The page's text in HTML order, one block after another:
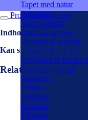
Tapet med natur
Fototapet
Tapet værktøj
Autolak på spray
Grunder til autolak
Topcoat til autolak
Fortynder & hæder
Bambusgardiner
Maskiner
Stillads
Værktøj
Koskind
Tilbehør
Produktbeskrivelse
Indhold: 500 ml(rækker til
Kan skrives på, med
Relaterede varer